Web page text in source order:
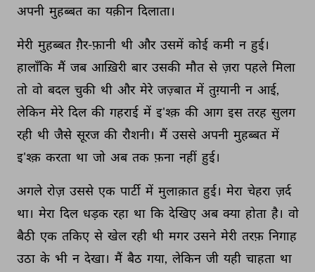
अपनी मुहब्बत का यक़ीन दिलाता।
मेरी मुहब्बत ग़ैर-फ़ानी थी और उसमें कोई कमी न हुई।
हालाँकि मैं जब आख़िरी बार उसकी मौत से ज़रा पहले मिला
तो वो बदल चुकी थी और मेरे जज़्बात में तुग़्यानी न आई,
लेकिन मेरे दिल की गहराई में इ'श्क़ की आग इस तरह सुलग
रही थी जैसे सूरज की रौशनी। मैं उससे अपनी मुहब्बत में
इ'श्क़ करता था जो अब तक फ़ना नहीं हुई।
अगले रोज़ उससे एक पार्टी में मुलाक़ात हुई। मेरा चेहरा ज़र्द
था। मेरा दिल धड़क रहा था कि देखिए अब क्या होता है। वो
बैठी एक तकिए से खेल रही थी मगर उसने मेरी तरफ़ निगाह
उठा के भी न देखा। मैं बैठ गया, लेकिन जी यही चाहता था